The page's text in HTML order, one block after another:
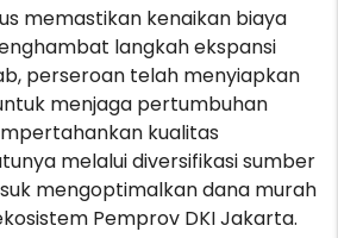
memastikan kenaikan biaya
langkah ekspansi
perseroan telah menyiapkan
menjaga pertumbuhan
kualitas
melalui diversifikasi sumber
mengoptimalkan dana murah
Pemprov DKI Jakarta.